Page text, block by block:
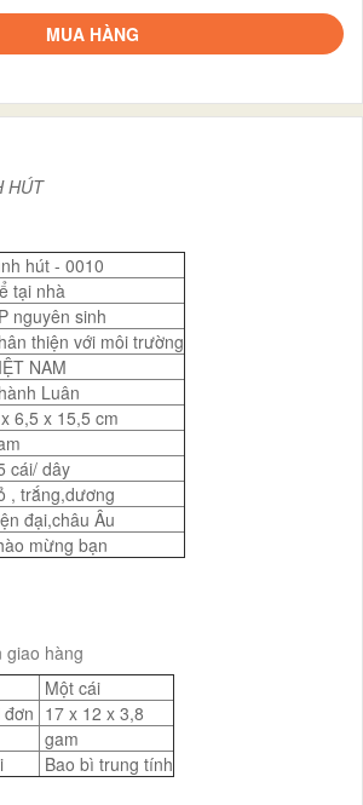
MUA HÀNG
HÚT
hút - 0010
tại nhà
nguyên sinh
thiện với môi trường
NAM
Luân
6,5 x 15,5 cm
cái/ dây
, trắng,dương
đại,châu Âu
mừng bạn
giao hàng
Một cái
17 x 12 x 3,8
gam
Bao bì trung tính